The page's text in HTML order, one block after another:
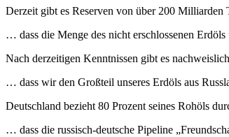
Derzeit gibt es Reserven von über 200
… dass die Menge des nicht erschlossenen
Nach derzeitigen Kenntnissen gibt es
… dass wir den Großteil unseres Erdöls aus
Deutschland bezieht 80 Prozent seines Rohöls
… dass die russisch-deutsche Pipeline